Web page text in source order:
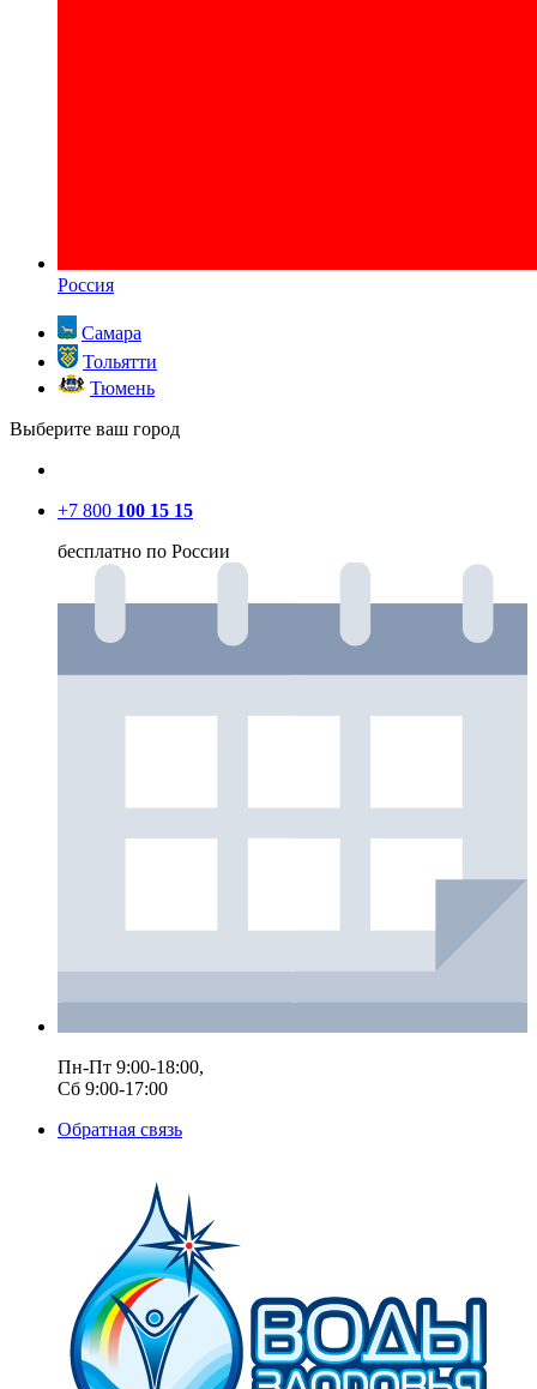
Россия
Самара
Тольятти
Тюмень
Выберите ваш город
+7 800 100 15 15
бесплатно по России
Пн-Пт 9:00-18:00,
Сб 9:00-17:00
Обратная связь